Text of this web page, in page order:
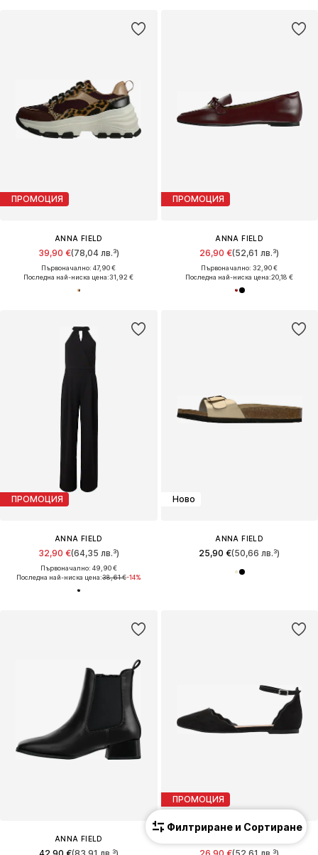
ПРОМОЦИЯ
ANNA FIELD
39,90 €(78,04 лв.³)
Първоначално: 47,90 €
Последна най-ниска цена:31,92 €
ПРОМОЦИЯ
ANNA FIELD
26,90 €(52,61 лв.³)
Първоначално: 32,90 €
Последна най-ниска цена:20,18 €
ПРОМОЦИЯ
ANNA FIELD
32,90 €(64,35 лв.³)
Първоначално: 49,90 €
Последна най-ниска цена:38,61 €-14%
Ново
ANNA FIELD
25,90 €(50,66 лв.³)
ANNA FIELD
ПРОМОЦИЯ
Филтриране и Сортиране